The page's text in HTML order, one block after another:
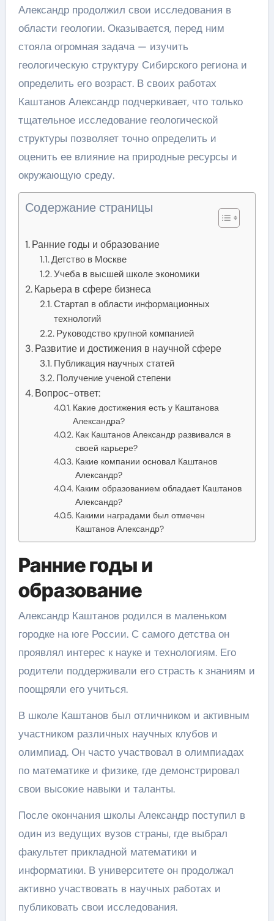
Александр продолжил свои исследования в
области геологии. Оказывается, перед ним
стояла огромная задача — изучить
геологическую структуру Сибирского региона и
определить его возраст. В своих работах
Каштанов Александр подчеркивает, что только
тщательное исследование геологической
структуры позволяет точно определить и
оценить ее влияние на природные ресурсы и
окружающую среду.
Содержание страницы
Ранние годы и образование
Детство в Москве
Учеба в высшей школе экономики
Карьера в сфере бизнеса
Стартап в области информационных
технологий
Руководство крупной компанией
Развитие и достижения в научной сфере
Публикация научных статей
Получение ученой степени
Вопрос-ответ:
Какие достижения есть у Каштанова
Александра?
Как Каштанов Александр развивался в
своей карьере?
Какие компании основал Каштанов
Александр?
Каким образованием обладает Каштанов
Александр?
Какими наградами был отмечен
Каштанов Александр?
Ранние годы и
образование
Александр Каштанов родился в маленьком
городке на юге России. С самого детства он
проявлял интерес к науке и технологиям. Его
родители поддерживали его страсть к знаниям и
поощряли его учиться.
В школе Каштанов был отличником и активным
участником различных научных клубов и
олимпиад. Он часто участвовал в олимпиадах
по математике и физике, где демонстрировал
свои высокие навыки и таланты.
После окончания школы Александр поступил в
один из ведущих вузов страны, где выбрал
факультет прикладной математики и
информатики. В университете он продолжал
активно участвовать в научных работах и
публиковать свои исследования.